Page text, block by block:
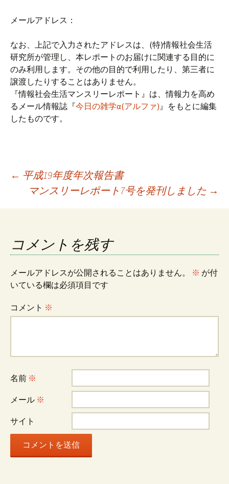
メールアドレス：
なお、上記で入力されたアドレスは、(特)情報社会生活
研究所が管理し、本レポートのお届けに関連する目的に
のみ利用します。その他の目的で利用したり、第三者に
譲渡したりすることはありません。
『情報社会生活マンスリーレポート』は、情報力を高め
るメール情報誌『今日の雑学α(アルファ)』をもとに編集
したものです。
投
稿
ナ
ビ
ゲ
シ
ョ
ン
← 平成19年度年次報告書
マンスリーレポート7号を発刊しました →
コメントを残す
メールアドレスが公開されることはありません。 ※ が付
いている欄は必須項目です
コメント ※
名前 ※
メール ※
サイト